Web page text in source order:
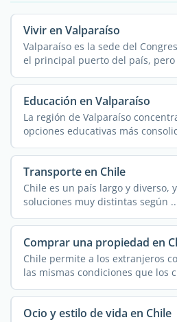
Vivir en Valparaíso
Valparaíso es la sede del
el principal puerto del país, pero
Educación en Valparaíso
La región de Valparaíso
opciones educativas más
Transporte en Chile
Chile es un país largo y diverso,
soluciones muy distintas según
Comprar una propiedad en
Chile permite a los extranjeros
las mismas condiciones que los
sin ...
Ocio y estilo de vida en Chile